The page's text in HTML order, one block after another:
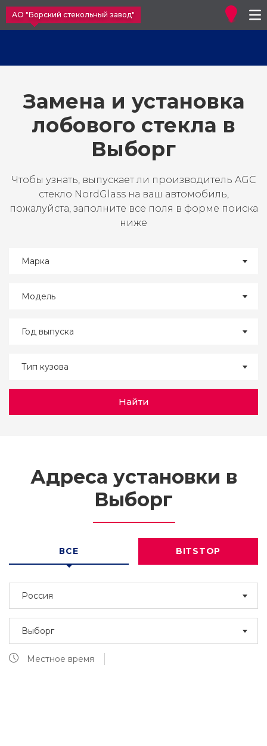
АО "Борский стекольный завод"
Замена и установка
лобового стекла в
Выборг
Чтобы узнать, выпускает ли производитель AGC
стекло NordGlass на ваш автомобиль,
пожалуйста, заполните все поля в форме поиска
ниже
Марка
Модель
Год выпуска
Тип кузова
Найти
Адреса установки в
Выборг
ВСЕ BITSTOP
Россия
Выборг
Местное время